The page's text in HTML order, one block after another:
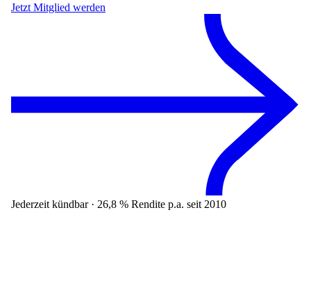
Jetzt Mitglied werden
Jederzeit kündbar · 26,8 % Rendite p.a. seit 2010